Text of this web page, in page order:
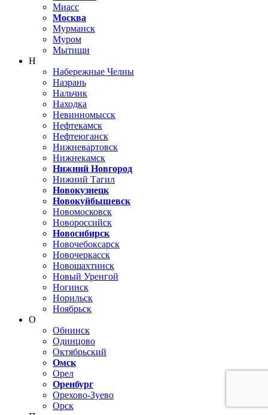
Миасс
Москва
Мурманск
Муром
Мытищи
Н
Набережные Челны
Назрань
Нальчик
Находка
Невинномысск
Нефтекамск
Нефтеюганск
Нижневартовск
Нижнекамск
Нижний Новгород
Нижний Тагил
Новокузнецк
Новокуйбышевск
Новомосковск
Новороссийск
Новосибирск
Новочебоксарск
Новочеркасск
Новошахтинск
Новый Уренгой
Ногинск
Норильск
Ноябрьск
О
Обнинск
Одинцово
Октябрьский
Омск
Орел
Оренбург
Орехово-Зуево
Орск